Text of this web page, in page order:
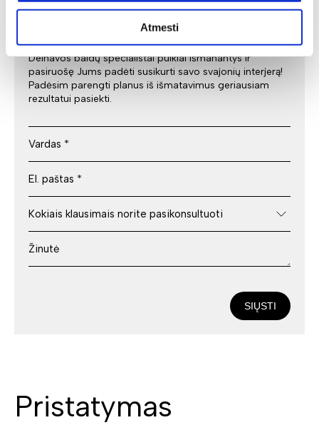
Atmesti
konsultacija
Deinavos baldų specialistai puikiai išmanantys ir
pasiruošę Jums padėti susikurti savo svajonių interjerą!
Padėsim parengti planus iš išmatavimus geriausiam
rezultatui pasiekti.
SIŲSTI
Pristatymas